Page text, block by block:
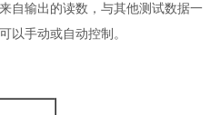
自输出的读数，与其他测试数据一
以手动或自动控制。